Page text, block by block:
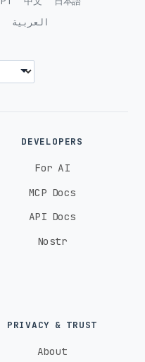
العربية
DEVELOPERS
For AI
MCP Docs
API Docs
Nostr
PRIVACY & TRUST
About